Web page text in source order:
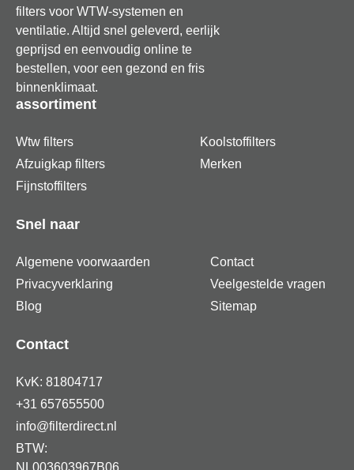
filters voor WTW-systemen en
ventilatie. Altijd snel geleverd, eerlijk
geprijsd en eenvoudig online te
bestellen, voor een gezond en fris
binnenklimaat.
assortiment
Wtw filters
Afzuigkap filters
Fijnstoffilters
Koolstoffilters
Merken
Snel naar
Algemene voorwaarden
Privacyverklaring
Blog
Contact
Veelgestelde vragen
Sitemap
Contact
KvK: 81804717
+31 657655500
info@filterdirect.nl
BTW:
NL003603967B06